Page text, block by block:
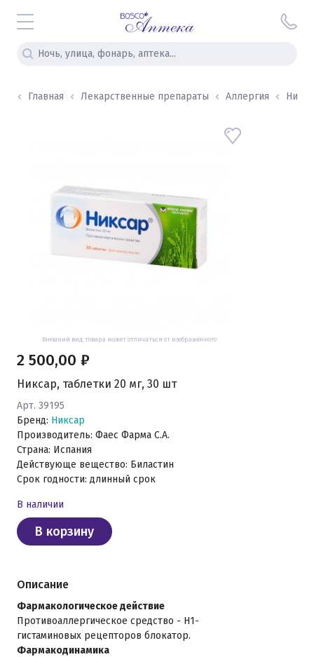
Главная Лекарственные препараты Аллергия
Внешний вид товара может отличаться от изображённого
Никсар, таблетки 20 мг, 30 шт
Арт. 39195
Бренд: Никсар
Производитель: Фаес Фарма С.А.
Страна: Испания
Действующе вещество: Биластин
Срок годности: длинный срок
2 500,00 ₽
В наличии
В корзину
Описание
Фармакологическое действие
Противоаллергическое средство - H1-
гистаминовых рецепторов блокатор.
Фармакодинамика